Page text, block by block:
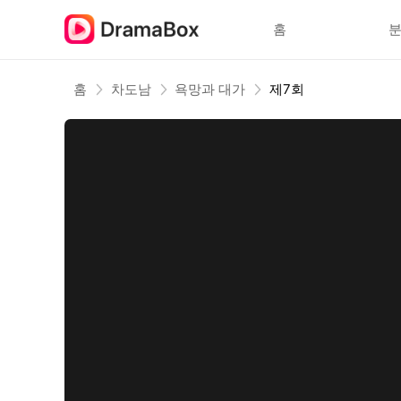
홈
홈 차도남 욕망과 대가 제7회